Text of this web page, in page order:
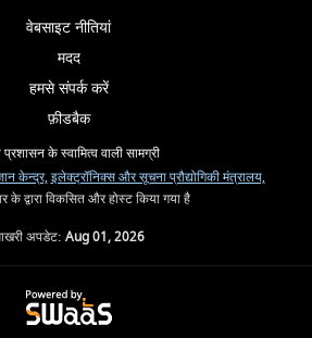
वेबसाइट नीतियां
मदद
हमसे संपर्क करें
फ़ीडबैक
प्रशासन के स्वामित्व वाली सामग्री
केन्द्र, इलेक्ट्रॉनिक्स और सूचना प्रौद्योगिकी मंत्रालय,
के द्वारा विकसित और होस्ट किया गया है
अपडेट: Aug 01, 2026